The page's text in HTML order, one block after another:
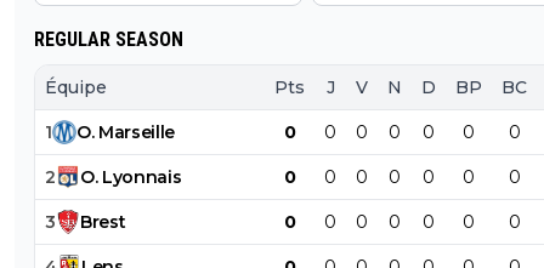
REGULAR SEASON
Équipe Pts J V N D BP BC
1 O. Marseille 0 0 0 0 0 0 0
2 O. Lyonnais 0 0 0 0 0 0 0
3 Brest 0 0 0 0 0 0 0